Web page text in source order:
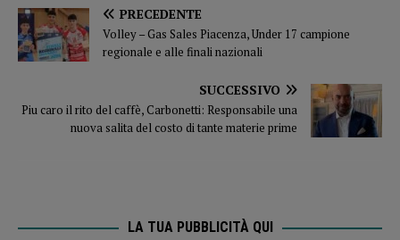
PRECEDENTE
Volley – Gas Sales Piacenza, Under 17 campione
regionale e alle finali nazionali
SUCCESSIVO
Piu caro il rito del caffè, Carbonetti: Responsabile una
nuova salita del costo di tante materie prime
LA TUA PUBBLICITÀ QUI